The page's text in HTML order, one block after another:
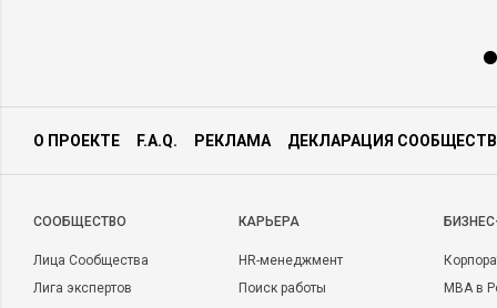
О ПРОЕКТЕ F.A.Q. РЕКЛАМА ДЕКЛАРАЦИЯ
CООБЩЕСТВО
Лица Сообщества
Лига экспертов
КАРЬЕРА
HR-менеджмент
Поиск работы
MBA в